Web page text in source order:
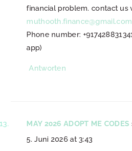
financial problem. contact us
muthooth.finance@gmail.com
Phone number:
app)
Antworten
MAY 2026 ADOPT ME CODES
5. Juni 2026 at 3:43